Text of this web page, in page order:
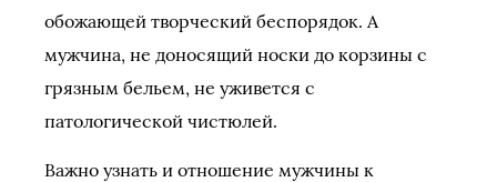
обожающей творческий беспорядок. А
мужчина, не доносящий носки до корзины с
грязным бельем, не уживется с
патологической чистюлей.
Важно узнать и отношение мужчины к